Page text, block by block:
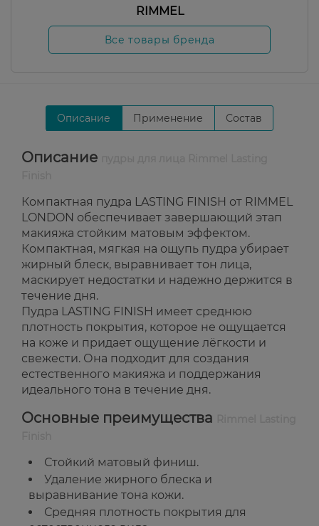
RIMMEL
Все товары бренда
Описание Применение Состав
Описание
Компактная пудра LASTING FINISH от RIMMEL
LONDON обеспечивает завершающий этап
макияжа стойким матовым эффектом.
Компактная, мягкая на ощупь пудра убирает
жирный блеск, выравнивает тон лица,
маскирует недостатки и надежно держится в
течение дня.
Пудра LASTING FINISH имеет среднюю
плотность покрытия, которое не ощущается
на коже и придает ощущение лёгкости и
свежести. Она подходит для создания
естественного макияжа и поддержания
идеального тона в течение дня.
Основные преимущества
Стойкий матовый финиш.
Удаление жирного блеска и
выравнивание тона кожи.
Средняя плотность покрытия для